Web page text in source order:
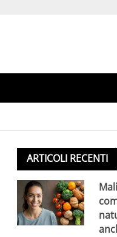
ARTICOLI RECENTI